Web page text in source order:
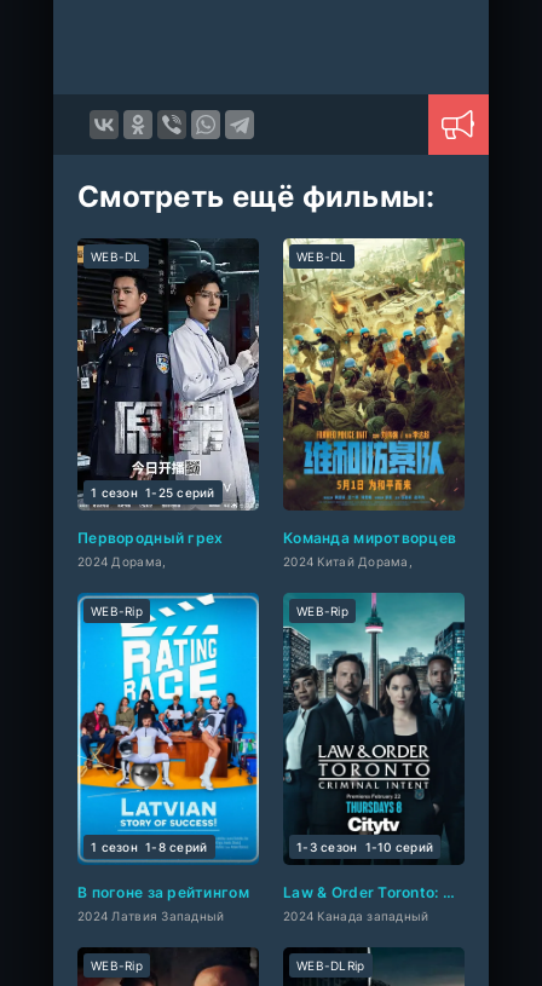
Смотреть ещё фильмы:
Первородный грех
2024 Дорама,
WEB-DL
1 сезон 1-25 cерий
Команда миротворцев
2024 Китай Дорама,
WEB-DL
В погоне за рейтингом
2024 Латвия Западный
WEB-Rip
1 сезон 1-8 cерий
Law & Order Toronto: Criminal Intent
2024 Канада западный
WEB-Rip
1-3 сезон 1-10 cерий
WEB-Rip WEB-DLRip